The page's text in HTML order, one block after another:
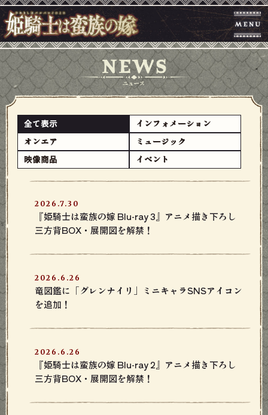
全て表示
インフォメーション
オンエア
ミュージック
映像商品
イベント
2026.7.30
『姫騎士は蛮族の嫁 Blu-ray 3』アニメ描き下ろし
三方背BOX・展開図を解禁！
2026.6.26
竜図鑑に「グレンナイリ」ミニキャラSNSアイコン
を追加！
2026.6.26
『姫騎士は蛮族の嫁 Blu-ray 2』アニメ描き下ろし
三方背BOX・展開図を解禁！